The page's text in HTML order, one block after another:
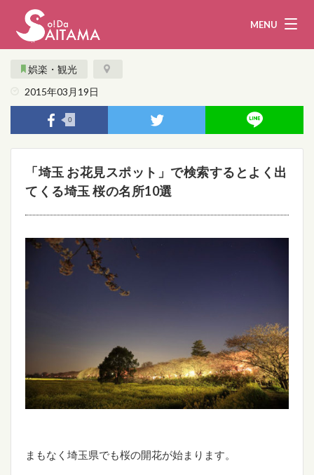
MENU
娯楽・観光
企業・団体 教育・医療
行政 まとめ！
地域から探す
募集！
娯楽・観光
2015年03月19日
0
「埼玉 お花見スポット」で検索するとよく出
てくる埼玉 桜の名所10選
まもなく埼玉県でも桜の開花が始まります。